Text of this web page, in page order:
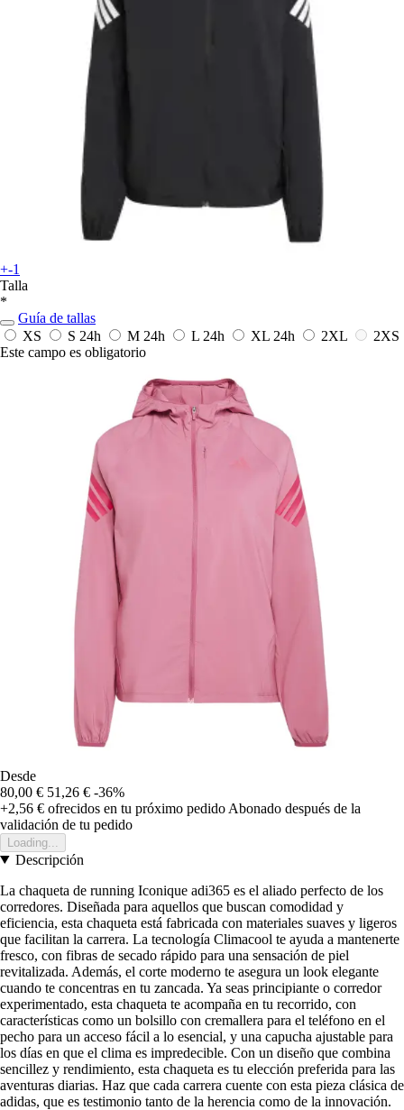
+-1
Talla
*
Guía de tallas
XS
S 24h M 24h L 24h XL 24h 2XL
2XS
Este campo es obligatorio
Desde
80,00 € 51,26 € -36%
+2,56 € ofrecidos en tu próximo pedido Abonado después de la
validación de tu pedido
Loading...
Descripción
La chaqueta de running Iconique adi365 es el aliado perfecto de los
corredores. Diseñada para aquellos que buscan comodidad y
eficiencia, esta chaqueta está fabricada con materiales suaves y ligeros
que facilitan la carrera. La tecnología Climacool te ayuda a mantenerte
fresco, con fibras de secado rápido para una sensación de piel
revitalizada. Además, el corte moderno te asegura un look elegante
cuando te concentras en tu zancada. Ya seas principiante o corredor
experimentado, esta chaqueta te acompaña en tu recorrido, con
características como un bolsillo con cremallera para el teléfono en el
pecho para un acceso fácil a lo esencial, y una capucha ajustable para
los días en que el clima es impredecible. Con un diseño que combina
sencillez y rendimiento, esta chaqueta es tu elección preferida para las
aventuras diarias. Haz que cada carrera cuente con esta pieza clásica de
adidas, que es testimonio tanto de la herencia como de la innovación.